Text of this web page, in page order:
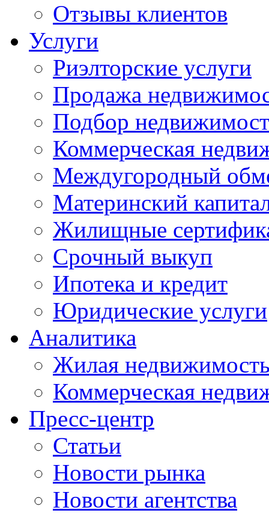
Отзывы клиентов
Услуги
Риэлторские услуги
Продажа
Подбор
Коммерческая
Междугородный
Материнский
Жилищные
Срочный выкуп
Ипотека и кредит
Юридические услуги
Аналитика
Жилая
Коммерческая
Пресс-центр
Статьи
Новости рынка
Новости агентства